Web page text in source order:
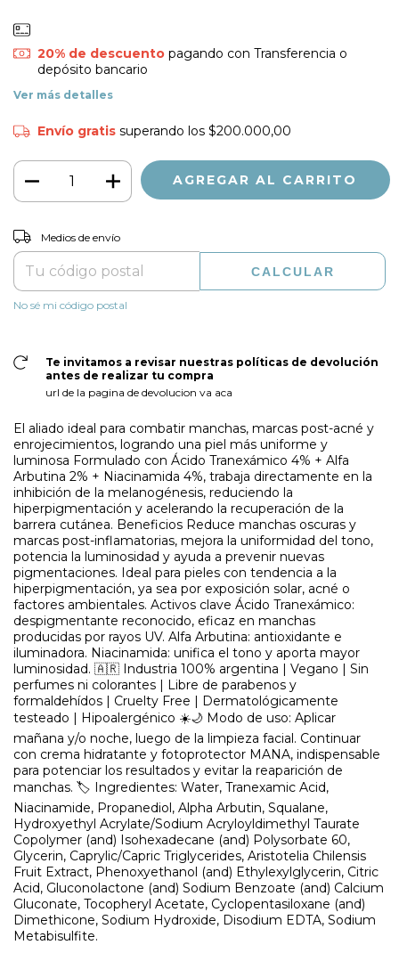
20% de descuentopagando con Transferencia o
depósito bancario
Ver más detalles
Envío gratis superando los $200.000,00
Entregas para el CP:
Medios de envío
CALCULAR
No sé mi código postal
Te invitamos a revisar nuestras políticas de devolución
antes de realizar tu compra
url de la pagina de devolucion va aca
El aliado ideal para combatir manchas, marcas post-acné y
enrojecimientos, logrando una piel más uniforme y
luminosa Formulado con Ácido Tranexámico 4% + Alfa
Arbutina 2% + Niacinamida 4%, trabaja directamente en la
inhibición de la melanogénesis, reduciendo la
hiperpigmentación y acelerando la recuperación de la
barrera cutánea. Beneficios Reduce manchas oscuras y
marcas post-inflamatorias, mejora la uniformidad del tono,
potencia la luminosidad y ayuda a prevenir nuevas
pigmentaciones. Ideal para pieles con tendencia a la
hiperpigmentación, ya sea por exposición solar, acné o
factores ambientales. Activos clave Ácido Tranexámico:
despigmentante reconocido, eficaz en manchas
producidas por rayos UV. Alfa Arbutina: antioxidante e
iluminadora. Niacinamida: unifica el tono y aporta mayor
luminosidad. 🇦🇷 Industria 100% argentina | Vegano | Sin
perfumes ni colorantes | Libre de parabenos y
formaldehídos | Cruelty Free | Dermatológicamente
testeado | Hipoalergénico ☀️🌙 Modo de uso: Aplicar
mañana y/o noche, luego de la limpieza facial. Continuar
con crema hidratante y fotoprotector MANA, indispensable
para potenciar los resultados y evitar la reaparición de
manchas. 🏷️ Ingredientes: Water, Tranexamic Acid,
Niacinamide, Propanediol, Alpha Arbutin, Squalane,
Hydroxyethyl Acrylate/Sodium Acryloyldimethyl Taurate
Copolymer (and) Isohexadecane (and) Polysorbate 60,
Glycerin, Caprylic/Capric Triglycerides, Aristotelia Chilensis
Fruit Extract, Phenoxyethanol (and) Ethylexylglycerin, Citric
Acid, Gluconolactone (and) Sodium Benzoate (and) Calcium
Gluconate, Tocopheryl Acetate, Cyclopentasiloxane (and)
Dimethicone, Sodium Hydroxide, Disodium EDTA, Sodium
Metabisulfite.